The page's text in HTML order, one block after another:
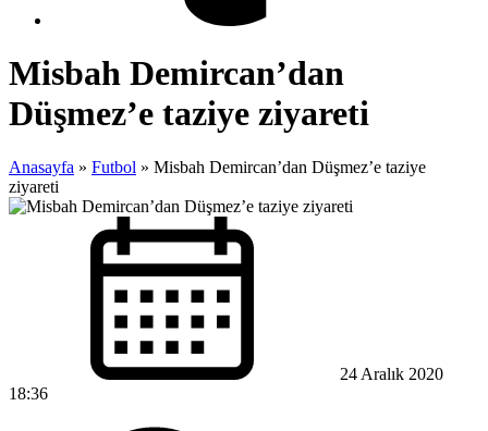
Misbah Demircan’dan
Düşmez’e taziye ziyareti
Anasayfa » Futbol » Misbah Demircan’dan Düşmez’e taziye
ziyareti
24 Aralık 2020
18:36